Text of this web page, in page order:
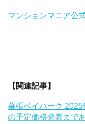
マンションマニア公
【関連記事】
幕張ベイパーク
の予定価格発表まで